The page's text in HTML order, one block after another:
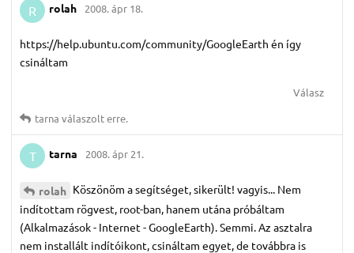
R rolah 2008. ápr 18.
https://help.ubuntu.com/community/GoogleEarth én így
csináltam
Válasz
tarna válaszolt erre.
T tarna 2008. ápr 21.
rolah Köszönöm a segítséget, sikerült! vagyis... Nem
indítottam rögvest, root-ban, hanem utána próbáltam
(Alkalmazások - Internet - GoogleEarth). Semmi. Az asztalra
nem installált indítóikont, csináltam egyet, de továbbra is